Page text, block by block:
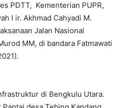
PDTT, Kementerian PUPR,
I ir. Akhmad Cahyadi M.
Jalan Nasional
MM, di bandara Fatmawati
di Bengkulu Utara.